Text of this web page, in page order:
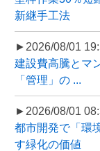
新継手工法
►2026/08/01
建設費高騰とマ
「管理」の ...
►2026/08/01
都市開発で「環
す緑化の価値